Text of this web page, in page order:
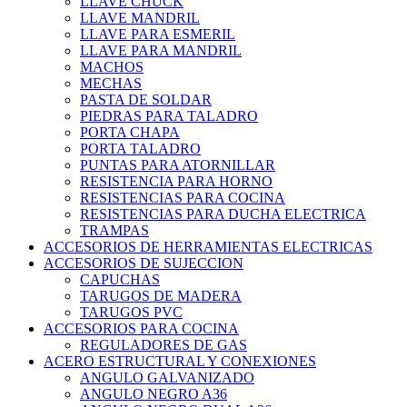
LLAVE MANDRIL
LLAVE PARA ESMERIL
LLAVE PARA MANDRIL
MACHOS
MECHAS
PASTA DE SOLDAR
PIEDRAS PARA TALADRO
PORTA CHAPA
PORTA TALADRO
PUNTAS PARA ATORNILLAR
RESISTENCIA PARA HORNO
RESISTENCIAS PARA COCINA
RESISTENCIAS PARA DUCHA ELECTRICA
TRAMPAS
ACCESORIOS DE HERRAMIENTAS ELECTRICAS
ACCESORIOS DE SUJECCION
CAPUCHAS
TARUGOS DE MADERA
TARUGOS PVC
ACCESORIOS PARA COCINA
REGULADORES DE GAS
ACERO ESTRUCTURAL Y CONEXIONES
ANGULO GALVANIZADO
ANGULO NEGRO A36